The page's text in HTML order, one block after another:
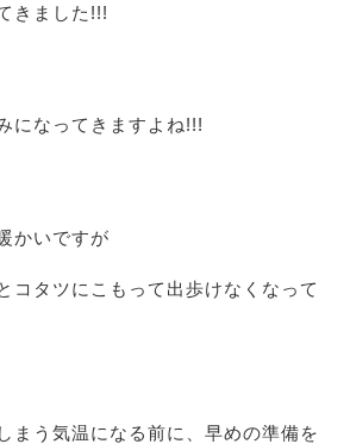
きました!!!
になってきますよね!!!
かいですが
コタツにこもって出歩けなくなって
まう気温になる前に、早めの準備を